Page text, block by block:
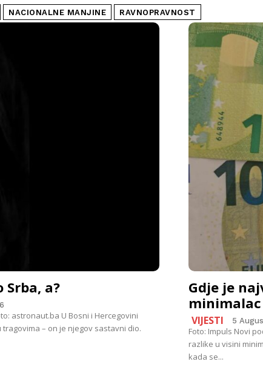
NACIONALNE MANJINE RAVNOPRAVNOST
a?
astronaut.ba U Bosni i Hercegovini
– on je njegov sastavni dio.
Gdje je
VIJESTI 5
Foto: Impuls Novi
razlike u visini
kada se...